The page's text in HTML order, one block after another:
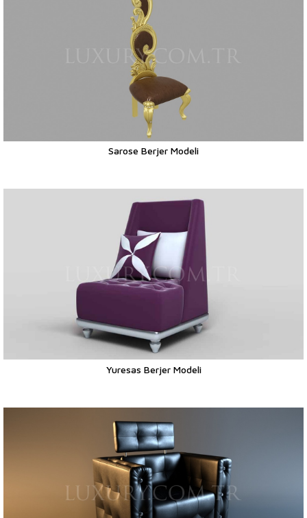
Sarose Berjer Modeli
Yuresas Berjer Modeli